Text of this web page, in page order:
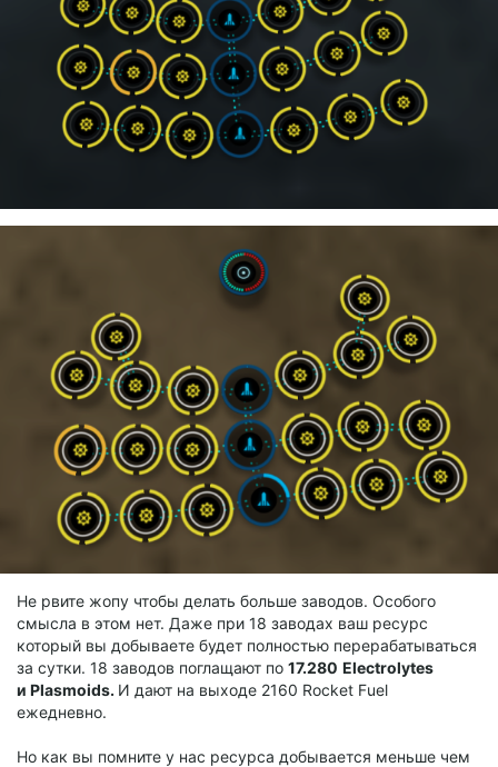
Не рвите жопу чтобы делать больше заводов. Особого
смысла в этом нет. Даже при 18 заводах ваш ресурс
который вы добываете будет полностью перерабатываться
за сутки. 18 заводов поглащают по 17.280 Electrolytes
и Plasmoids. И дают на выходе 2160 Rocket Fuel
ежедневно.
Но как вы помните у нас ресурса добывается меньше чем